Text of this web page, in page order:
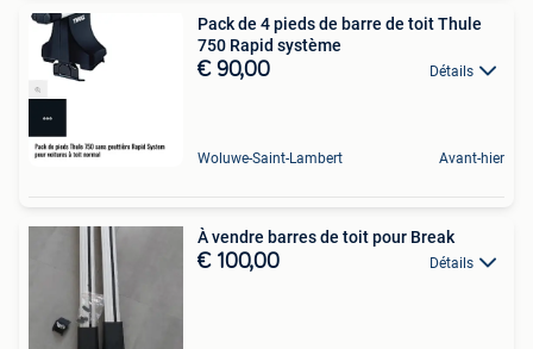
Pack de 4 pieds de barre de toit Thule
750 Rapid système
€ 90,00 Détails
Woluwe-Saint-Lambert Avant-hier
À vendre barres de toit pour Break
€ 100,00 Détails